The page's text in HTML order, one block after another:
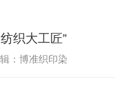
织大工匠”
：博准织印染